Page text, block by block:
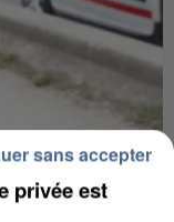
privée est
sans accepter